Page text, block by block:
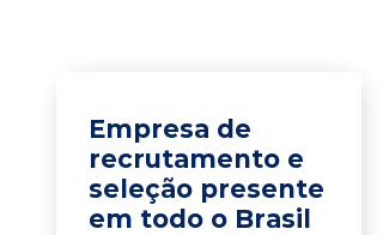
Empresa de
recrutamento e
seleção presente
em todo o Brasil